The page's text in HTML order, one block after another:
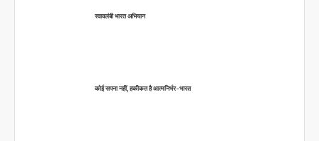
स्वावलंबी भारत अभियान
कोई सपना नहीं, हकीकत है आत्मनिर्भर-भारत